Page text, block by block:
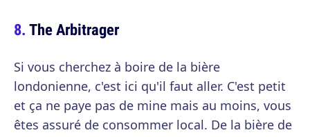
The Arbitrager
Si vous cherchez à boire de la bière
londonienne, c'est ici qu'il faut aller. C'est petit
et ça ne paye pas de mine mais au moins, vous
êtes assuré de consommer local. De la bière de